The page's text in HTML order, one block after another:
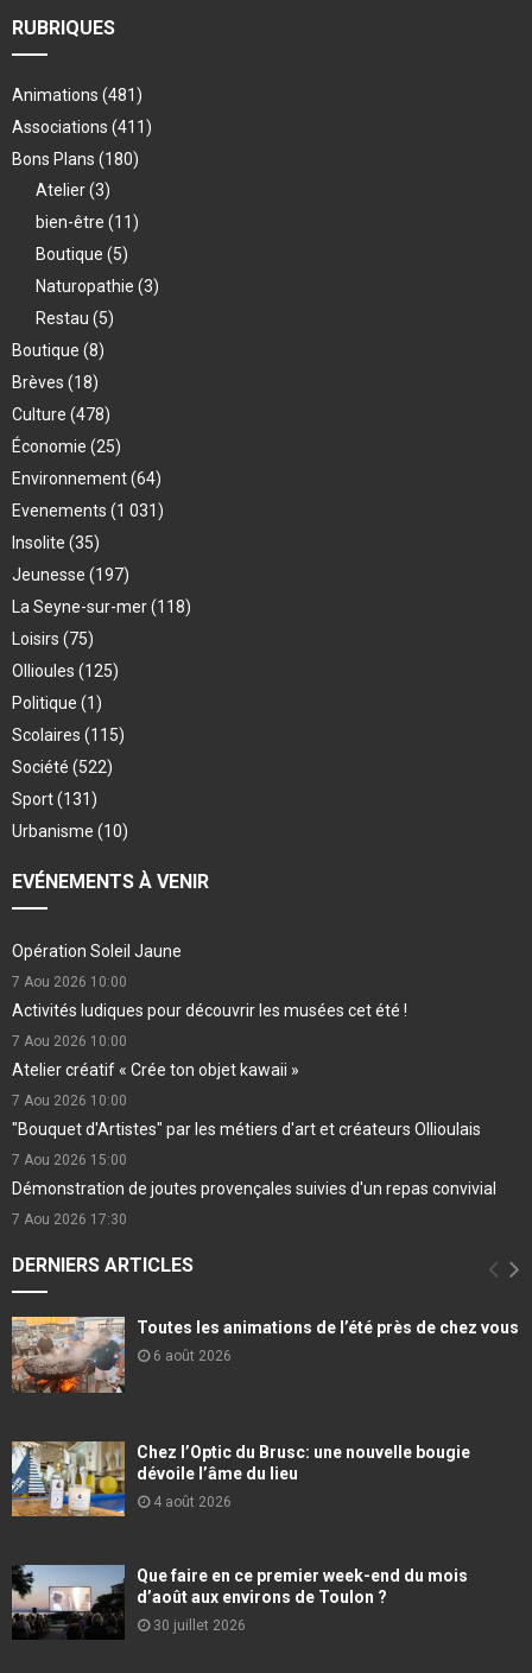
RUBRIQUES
Animations (481)
Associations (411)
Bons Plans (180)
Atelier(3)
bien-être (11)
Boutique (5)
Naturopathie (3)
Restau (5)
Boutique (8)
Brèves (18)
Culture (478)
Économie (25)
Environnement(64)
Evenements (1 031)
Insolite (35)
Jeunesse (197)
La Seyne-sur-mer(118)
Loisirs (75)
Ollioules (125)
Politique (1)
Scolaires (115)
Société (522)
Sport(131)
Urbanisme (10)
EVÉNEMENTS À VENIR
Opération Soleil Jaune
7 Aou 2026 10:00
Activités ludiques pour découvrir les musées cet été !
7 Aou 2026 10:00
Atelier créatif « Crée ton objet kawaii »
7 Aou 2026 10:00
"Bouquet d'Artistes" par les métiers d'art et créateurs Ollioulais
7 Aou 2026 15:00
Démonstration de joutes provençales suivies d'un repas convivial
7 Aou 2026 17:30
DERNIERS ARTICLES
Toutes les animations de l’été près de chez vous
6 août 2026
Chez l’Optic du Brusc: une nouvelle bougie
dévoile l’âme du lieu
4 août 2026
Que faire en ce premier week-end du mois
d’août aux environs de Toulon ?
30 juillet 2026